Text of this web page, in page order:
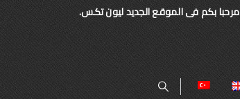
مرحبا بكم فى الموقع الجديد ليون تكس.